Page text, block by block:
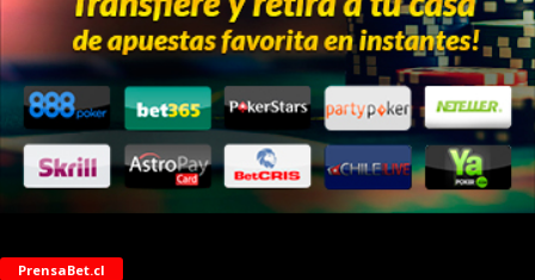
PrensaBet.cl